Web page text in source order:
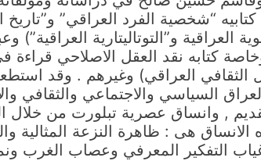
“شخصية الفرد العراقي” و”تاريخ
و”التوتاليتارية العراقية”)
كتابه نقد العقل الاصلاحي قراءة
الثقافي العراقي) وغيرهم . وقد
السياسي والاجتماعي والثقافي
, وانساق عصرية تبلورت من خلال
هى : ظاهرة النزعة المثالية
التفكير المعرفي وعصاب الغرب